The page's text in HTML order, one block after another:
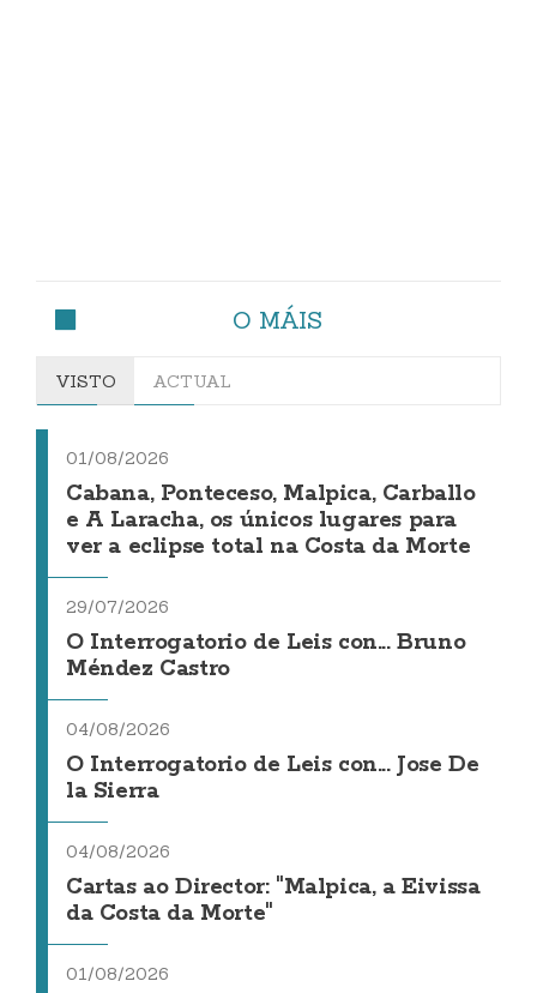
O MÁIS
VISTO ACTUAL
01/08/2026
Cabana, Ponteceso, Malpica, Carballo
e A Laracha, os únicos lugares para
ver a eclipse total na Costa da Morte
29/07/2026
O Interrogatorio de Leis con... Bruno
Méndez Castro
04/08/2026
O Interrogatorio de Leis con... Jose De
la Sierra
04/08/2026
Cartas ao Director: "Malpica, a Eivissa
da Costa da Morte"
01/08/2026